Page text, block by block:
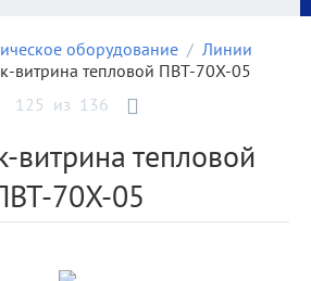
оборудование / Линии
витрина тепловой ПВТ-70Х-05
125 из 136
витрина тепловой
70Х-05